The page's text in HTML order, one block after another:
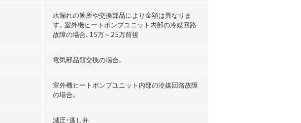
水漏れの箇所や交換部品により金額は異なりま
す。室外機ヒートポンプユニット内部の冷媒回路
故障の場合､15万～25万前後
電気部品類交換の場合。
室外機ヒートポンプユニット内部の冷媒回路故障
の場合。
減圧・逃し弁